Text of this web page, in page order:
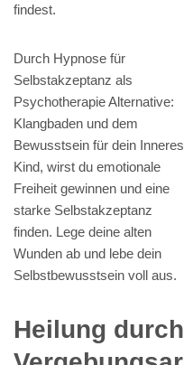
findest.
Durch Hypnose für
Selbstakzeptanz als
Psychotherapie Alternative:
Klangbaden und dem
Bewusstsein für dein Inneres
Kind, wirst du emotionale
Freiheit gewinnen und eine
starke Selbstakzeptanz
finden. Lege deine alten
Wunden ab und lebe dein
Selbstbewusstsein voll aus.
Heilung durch